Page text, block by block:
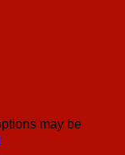
may be